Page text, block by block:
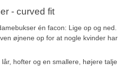
- curved fit
én facon: Lige op og ned.
øjnene op for at nogle kvinder har
hofter og en smallere, højere talje